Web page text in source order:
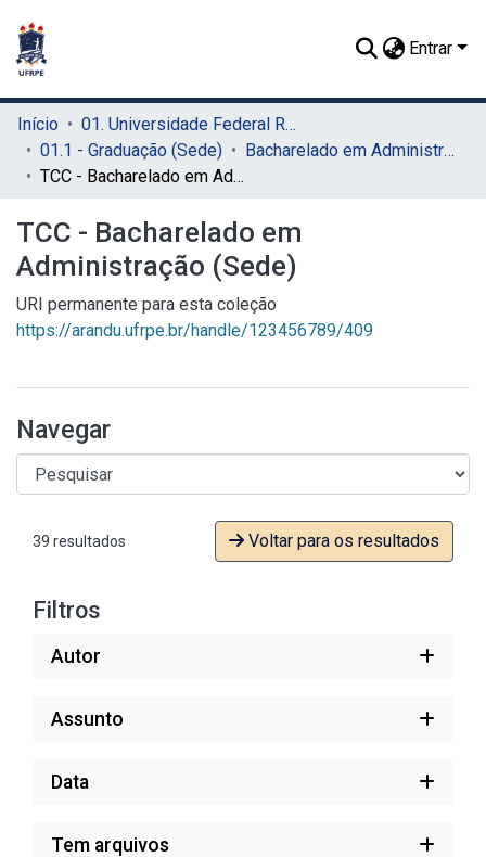
Entrar
Início
01. Universidade Federal Rural de Pernambuco - UFRPE (Sede)
01.1 - Graduação (Sede)
Bacharelado em Administração (Sede)
TCC - Bacharelado em Administração (Sede)
TCC - Bacharelado em
Administração (Sede)
URI permanente para esta coleção
https://arandu.ufrpe.br/handle/123456789/409
Navegar
39 resultados Voltar para os resultados
Filtros
Autor
Assunto
Data
Tem arquivos